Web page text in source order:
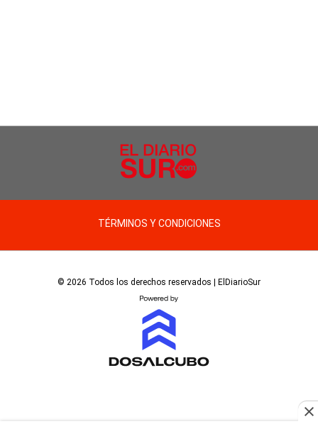
TÉRMINOS Y CONDICIONES
© 2026 Todos los derechos reservados | ElDiarioSur